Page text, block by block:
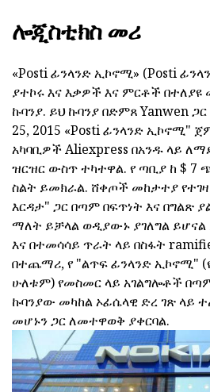
ሎጂስቲክስ መሪ
«Posti ፊንላንድ ኢኮኖሚ» (Posti
ያተኮሩ እና እቃዎች እና ምርቶች በተለያዩ
ኩባንያ. ይህ ኩባንያ በድምጸ Yanwen
25, 2015 «Posti ፊንላንድ ኢኮኖሚ"
አካባቢዎች Aliexpress በአንዱ ላይ
ዝርዝር ውስጥ ተካተዋል. የ ጣቢያ ከ $ 7
ስልት ይመክራል. ሸቀጦች መከታተያ
እርዳታ" ጋር በጣም በፍጥነት እና በግልጽ
ማለት ይቻላል ወዲያውኑ ያገለግል
እና በተመሳሳይ ጥራት ላይ በስፋት
በተጨማሪ, የ "ልጥፍ ፊንላንድ ኢኮኖሚ"
ሁለቱም) የመስመር ላይ አገልግሎቶች
ኩባንያው መካከል ኦፊሴላዊ ድረ ገጽ ላይ
መሆኑን ጋር ለመተዋወቅ ያቀርባል.